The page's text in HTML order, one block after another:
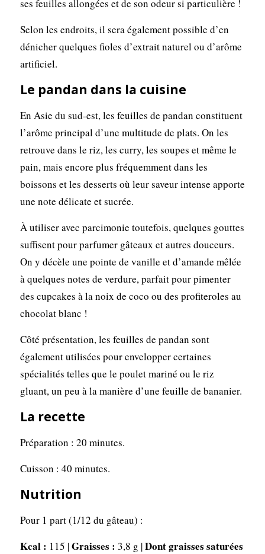
ses feuilles allongées et de son odeur si particulière !
Selon les endroits, il sera également possible d’en
dénicher quelques fioles d’extrait naturel ou d’arôme
artificiel.
Le pandan dans la cuisine
En Asie du sud-est, les feuilles de pandan constituent
l’arôme principal d’une multitude de plats. On les
retrouve dans le riz, les curry, les soupes et même le
pain, mais encore plus fréquemment dans les
boissons et les desserts où leur saveur intense apporte
une note délicate et sucrée.
À utiliser avec parcimonie toutefois, quelques gouttes
suffisent pour parfumer gâteaux et autres douceurs.
On y décèle une pointe de vanille et d’amande mêlée
à quelques notes de verdure, parfait pour pimenter
des cupcakes à la noix de coco ou des profiteroles au
chocolat blanc !
Côté présentation, les feuilles de pandan sont
également utilisées pour envelopper certaines
spécialités telles que le poulet mariné ou le riz
gluant, un peu à la manière d’une feuille de bananier.
La recette
Préparation : 20 minutes.
Cuisson : 40 minutes.
Nutrition
Pour 1 part (1/12 du gâteau) :
Kcal : 115 |Graisses : 3,8 g |Dont graisses saturées